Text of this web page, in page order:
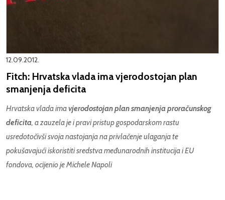
12.09.2012.
Fitch: Hrvatska vlada ima vjerodostojan plan
smanjenja deficita
Hrvatska vlada imavjerodostojan plan smanjenja proračunskog
deficita, a zauzela je i pravi pristup gospodarskom rastu
usredotočivši svoja nastojanja na privlačenje ulaganja te
pokušavajući iskoristiti sredstva međunarodnih institucija i EU
fondova, ocijenio je Michele Napoli